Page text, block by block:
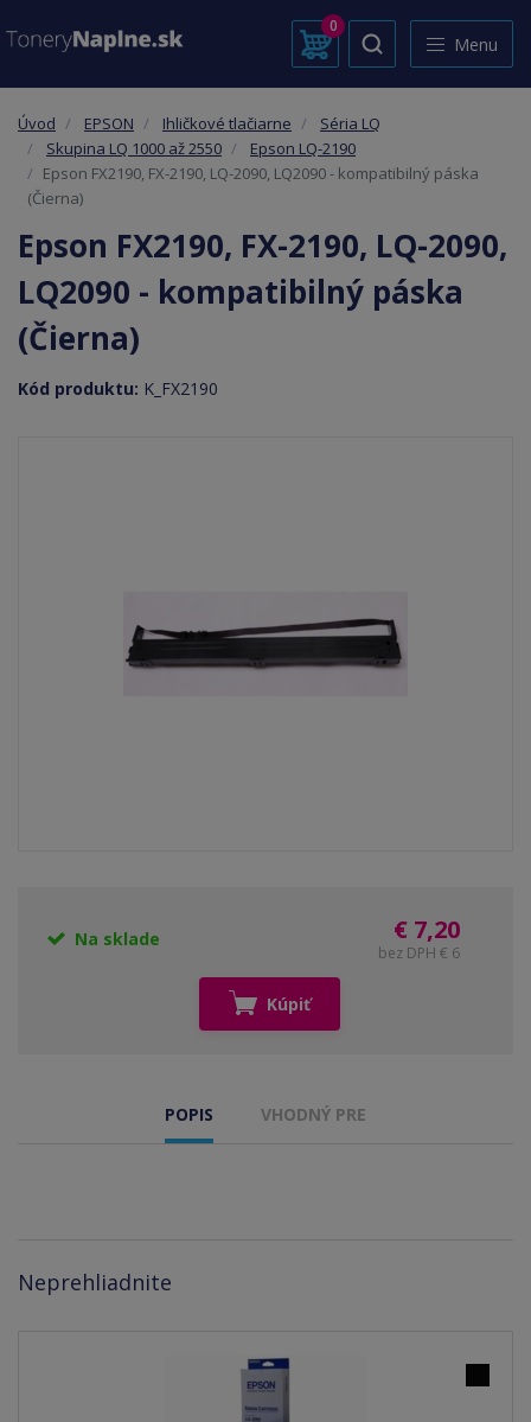
0
Menu
Úvod EPSON Ihličkové tlačiarne
Séria LQ
Skupina LQ 1000 až 2550
Epson LQ-2190
Epson FX2190, FX-2190, LQ-2090, LQ2090 - kompatibilný páska
(Čierna)
Epson FX2190, FX-2190, LQ-2090,
LQ2090 - kompatibilný páska
(Čierna)
Kód produktu: K_FX2190
Na sklade € 7,20
bez DPH € 6
Kúpiť
POPIS VHODNÝ PRE
Neprehliadnite